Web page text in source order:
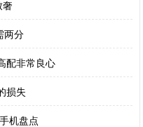
奢
两分
配非常良心
损失
机盘点